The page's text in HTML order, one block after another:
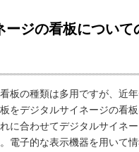
ージの看板につい
板の種類は多用ですが、近
をデジタルサイネージの看
に合わせてデジタルサイネ
電子的な表示機器を用いて